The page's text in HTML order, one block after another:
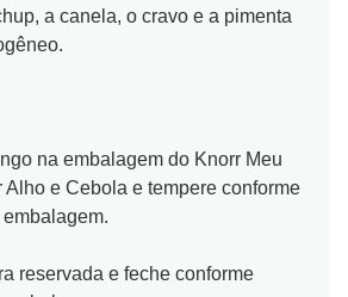
a canela, o cravo e a pimenta
na embalagem do Knorr Meu
Alho e Cebola e tempere conforme
reservada e feche conforme